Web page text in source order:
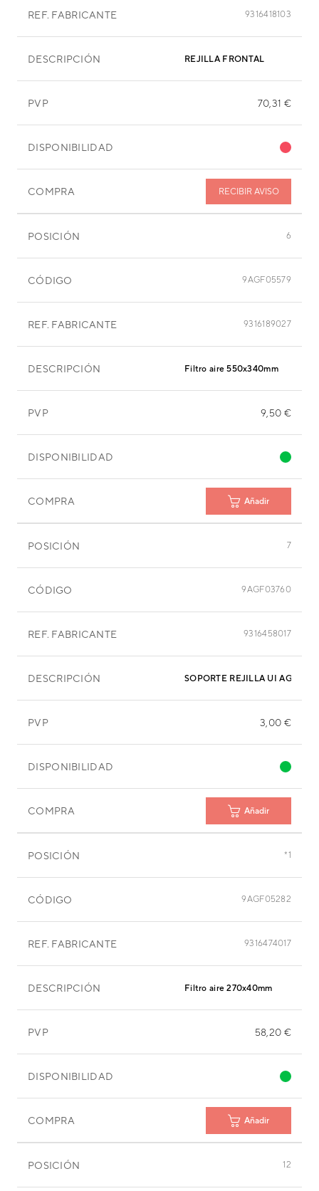
REF. FABRICANTE 9316418103
DESCRIPCIÓN REJILLA FRONTAL
PVP 70,31 €
DISPONIBILIDAD
COMPRA RECIBIR AVISO
POSICIÓN 6
CÓDIGO 9AGF05579
REF. FABRICANTE 9316189027
DESCRIPCIÓN Filtro aire 550x340mm
PVP 9,50 €
DISPONIBILIDAD
COMPRA Añadir
POSICIÓN 7
CÓDIGO 9AGF03760
REF. FABRICANTE 9316458017
DESCRIPCIÓN SOPORTE REJILLA UI
PVP 3,00 €
DISPONIBILIDAD
COMPRA Añadir
POSICIÓN *1
CÓDIGO 9AGF05282
REF. FABRICANTE 9316474017
DESCRIPCIÓN Filtro aire 270x40mm
PVP 58,20 €
DISPONIBILIDAD
COMPRA Añadir
POSICIÓN 12